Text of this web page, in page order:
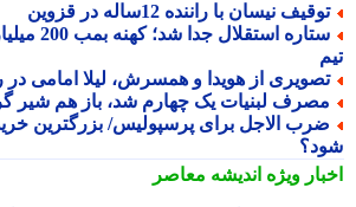
نیسان با راننده 12ساله در قزوین
ستاره استقلال جدا
از هویدا و همسرش، لیلا امامی در
لبنیات یک چهارم شد، باز هم شیر
الاجل برای پرسپولیس/ بزرگترین خرید
ویژهاندیشه معاصر